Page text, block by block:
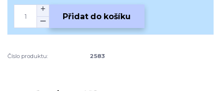
Přidat do košíku
Číslo produktu: 2583